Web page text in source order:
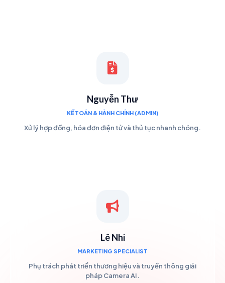
Nguyễn Thư
KẾ TOÁN & HÀNH CHÍNH (ADMIN)
Xử lý hợp đồng, hóa đơn điện tử và thủ tục nhanh chóng.
Lê Nhi
MARKETING SPECIALIST
Phụ trách phát triển thương hiệu và truyền thông giải
pháp Camera AI.